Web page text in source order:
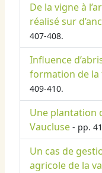
De la vigne à
réalisé sur
407-408.
Influence
formation de la
409-410.
Une plantation
Vaucluse - pp.
Un cas de
agricole de la